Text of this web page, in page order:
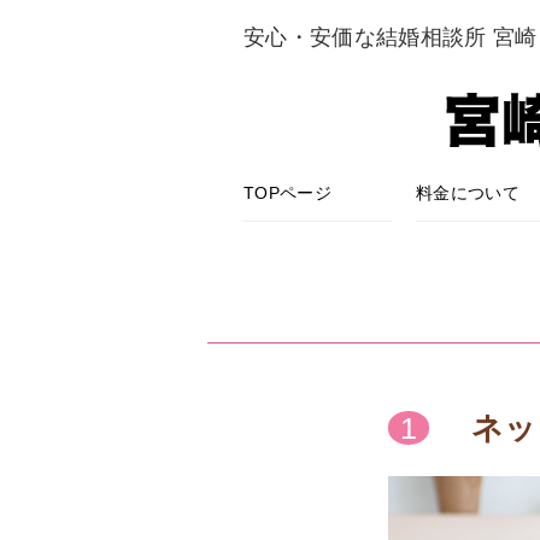
安心・安価な結婚相談所 宮
TOPページ 料金について
1 ネ